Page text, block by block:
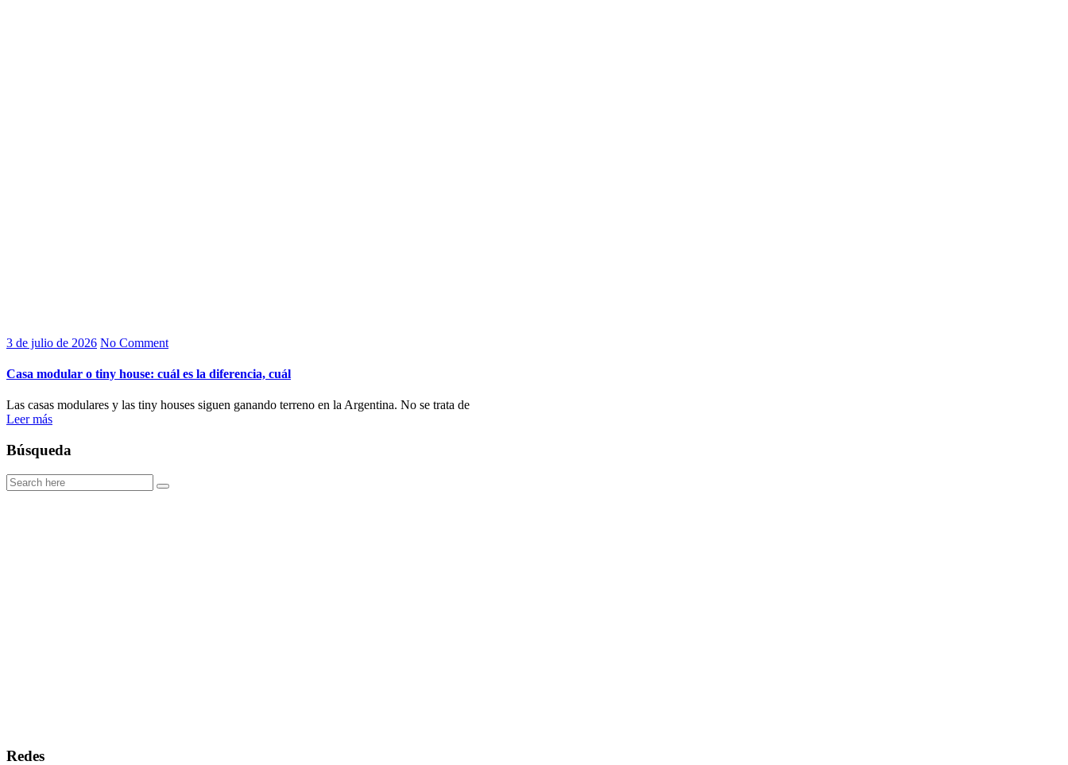
3 de julio de 2026 No Comment
Casa modular o tiny house: cuál es la diferencia, cuál
Las casas modulares y las tiny houses siguen ganando terreno en la Argentina. No se trata de
Leer más
Búsqueda
Redes